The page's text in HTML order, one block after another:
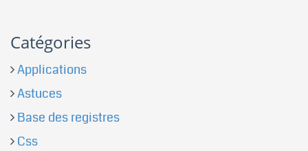
Catégories
Applications
Astuces
Base des registres
Css